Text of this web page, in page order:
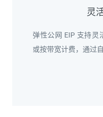
灵
弹性公网 EIP 支持灵
或按带宽计费，通过